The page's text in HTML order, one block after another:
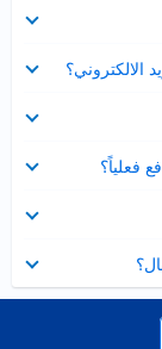
الالكتروني؟
فعلياً؟